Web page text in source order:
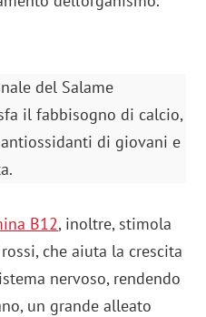
del Salame
il fabbisogno di calcio,
di giovani e
B12, inoltre, stimola
che aiuta la crescita
nervoso, rendendo
un grande alleato